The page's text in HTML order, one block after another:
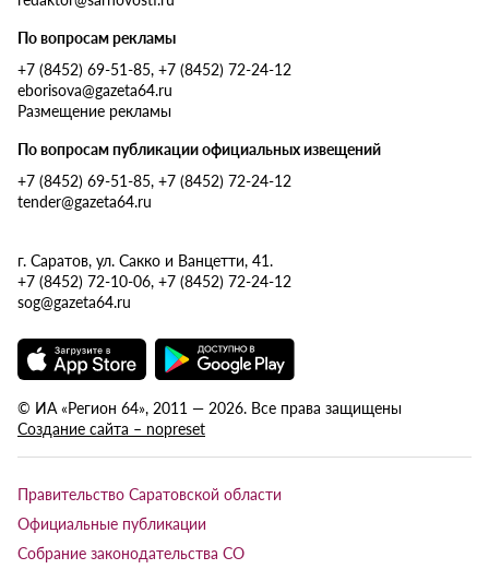
По вопросам рекламы
+7 (8452) 69-51-85, +7 (8452) 72-24-12
eborisova@gazeta64.ru
Размещение рекламы
По вопросам публикации официальных извещений
+7 (8452) 69-51-85, +7 (8452) 72-24-12
tender@gazeta64.ru
г. Саратов, ул. Сакко и Ванцетти, 41.
+7 (8452) 72-10-06, +7 (8452) 72-24-12
sog@gazeta64.ru
© ИА «Регион 64», 2011 — 2026. Все права защищены
Создание сайта – nopreset
Правительство Саратовской области
Официальные публикации
Собрание законодательства СО